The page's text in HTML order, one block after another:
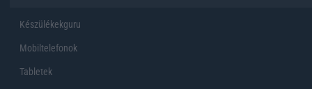
Készülékekguru
Mobiltelefonok
Tabletek